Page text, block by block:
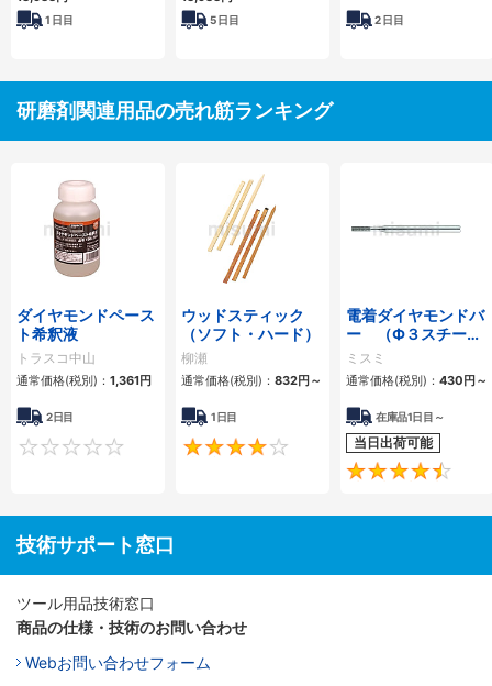
1 日目 5日目 2日目
研磨剤関連用品の売れ筋ランキング
ダイヤモンドペース
ト希釈液
トラスコ中山
通常価格(税別)： 1,361円
2日目
0
ウッドスティック
（ソフト・ハード）
柳瀬
通常価格(税別)： 832円～
1日目
4
電着ダイヤモンドバ
ー （Ф３スチール
シャンク）
ミスミ
通常価格(税別)： 430円～
在庫品1日目～
当日出荷可能
技術サポート窓口
ツール用品技術窓口
商品の仕様・技術のお問い合わせ
Webお問い合わせフォーム